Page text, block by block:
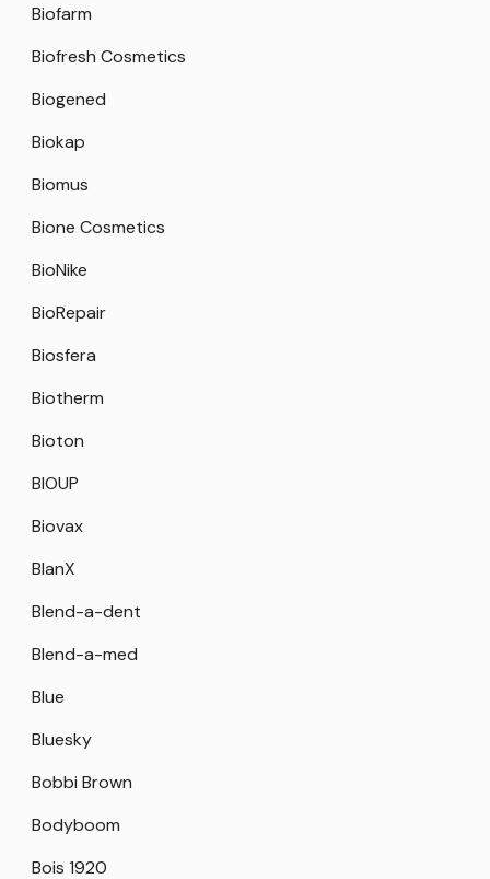
Biofarm
Biofresh Cosmetics
Biogened
Biokap
Biomus
Bione Cosmetics
BioNike
BioRepair
Biosfera
Biotherm
Bioton
BIOUP
Biovax
BlanX
Blend-a-dent
Blend-a-med
Blue
Bluesky
Bobbi Brown
Bodyboom
Bois 1920